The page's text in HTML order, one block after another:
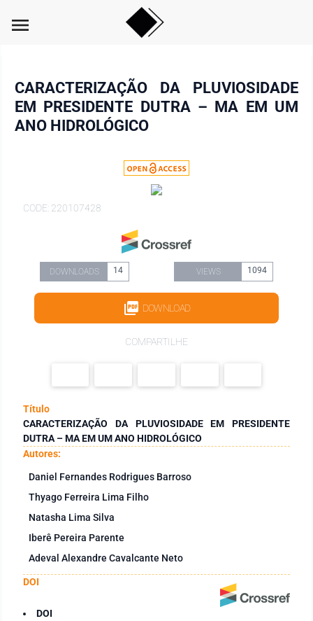
menu
CARACTERIZAÇÃO DA PLUVIOSIDADE
EM PRESIDENTE DUTRA – MA EM UM
ANO HIDROLÓGICO
CODE: 220107428
DOWNLOADS 14 VIEWS 1094
DOWNLOAD
COMPARTILHE
Título
CARACTERIZAÇÃO DA PLUVIOSIDADE EM PRESIDENTE
DUTRA – MA EM UM ANO HIDROLÓGICO
Autores:
Daniel Fernandes Rodrigues Barroso
Thyago Ferreira Lima Filho
Natasha Lima Silva
Iberê Pereira Parente
Adeval Alexandre Cavalcante Neto
DOI
DOI